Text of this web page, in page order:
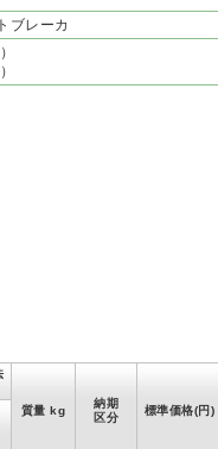
ブレーカ
質量 kg
納期
区分
標準価格(円)